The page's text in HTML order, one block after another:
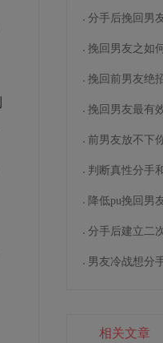
分手后挽回男
挽回男友之如
挽回前男友绝
挽回男友最有
前男友放不下
判断真性分手
降低pu挽回男
分手后建立二
男友冷战想分
相关文章